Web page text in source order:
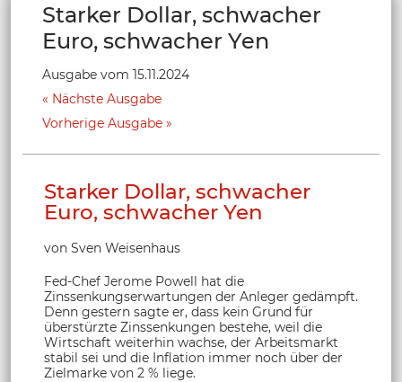
Starker Dollar, schwacher
Euro, schwacher Yen
Ausgabe vom 15.11.2024
Nächste Ausgabe
Vorherige Ausgabe
Starker Dollar, schwacher
Euro, schwacher Yen
von Sven Weisenhaus
Fed-Chef Jerome Powell hat die
Zinssenkungserwartungen der Anleger gedämpft.
Denn gestern sagte er, dass kein Grund für
überstürzte Zinssenkungen bestehe, weil die
Wirtschaft weiterhin wachse, der Arbeitsmarkt
stabil sei und die Inflation immer noch über der
Zielmarke von 2 % liege.